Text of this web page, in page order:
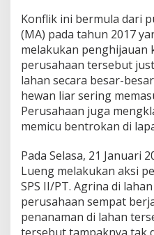
n
U
s
u
t
T
u
n
t
s
K
a
s
u
s
P
Konflik ini bermula dari
(MA) pada tahun 2017
melakukan penghijauan
perusahaan tersebut
lahan secara besar-
hewan liar sering
Perusahaan juga
memicu bentrokan di
Pada Selasa, 21 Januari
Lueng melakukan aksi
SPS II/PT. Agrina di
perusahaan sempat
penanaman di lahan